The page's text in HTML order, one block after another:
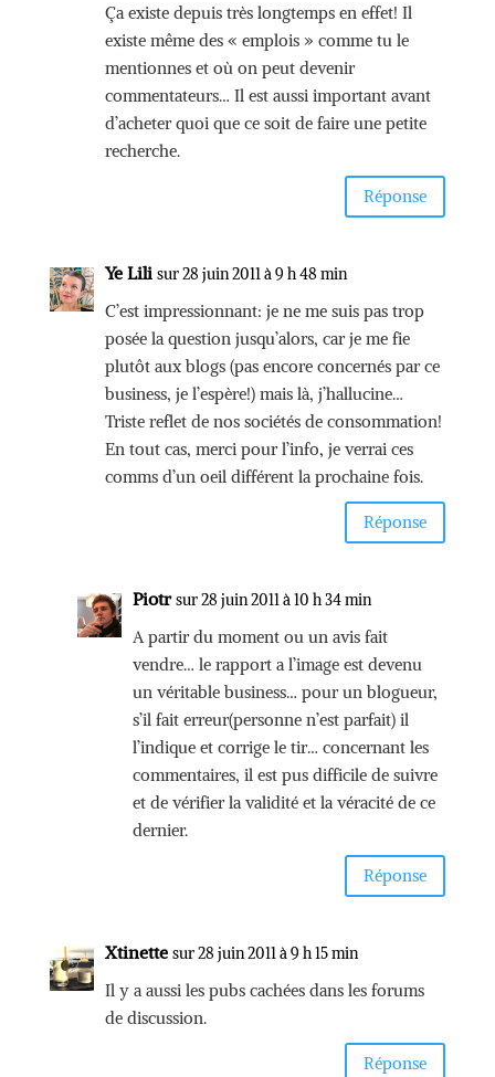
Ça existe depuis très longtemps en effet! Il
existe même des « emplois » comme tu le
mentionnes et où on peut devenir
commentateurs… Il est aussi important avant
d’acheter quoi que ce soit de faire une petite
recherche.
Réponse
Ye Lili sur 28 juin 2011 à 9 h 48 min
C’est impressionnant: je ne me suis pas trop
posée la question jusqu’alors, car je me fie
plutôt aux blogs (pas encore concernés par ce
business, je l’espère!) mais là, j’hallucine…
Triste reflet de nos sociétés de consommation!
En tout cas, merci pour l’info, je verrai ces
comms d’un oeil différent la prochaine fois.
Réponse
Piotr sur 28 juin 2011 à 10 h 34 min
A partir du moment ou un avis fait
vendre… le rapport a l’image est devenu
un véritable business… pour un blogueur,
s’il fait erreur(personne n’est parfait) il
l’indique et corrige le tir… concernant les
commentaires, il est pus difficile de suivre
et de vérifier la validité et la véracité de ce
dernier.
Réponse
Xtinette sur 28 juin 2011 à 9 h 15 min
Il y a aussi les pubs cachées dans les forums
de discussion.
Réponse